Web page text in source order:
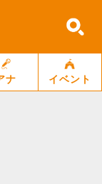
ナ イベント